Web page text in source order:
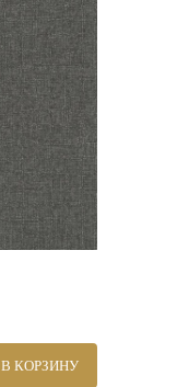
В КОРЗИНУ